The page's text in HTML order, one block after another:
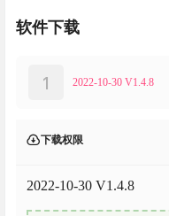
软件下载
2022-10-30 V1.4.8
1
下载权限
2022-10-30 V1.4.8